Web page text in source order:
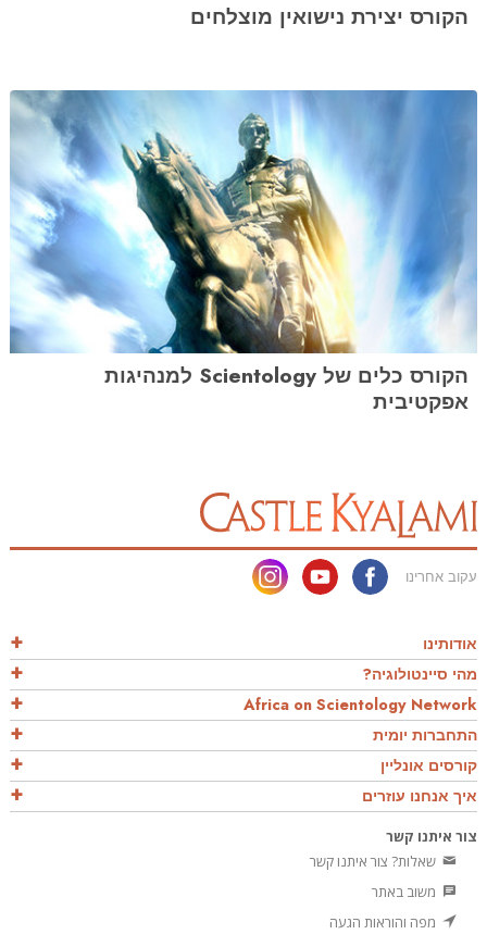
הקורס יצירת נישואין מוצלחים
הקורס כלים של Scientology למנהיגות
אפקטיבית
עקוב אחרינו
אודותינו
מהי סיינטולוגיה?
Africa on Scientology Network
התחברות יומית
קורסים אונליין
איך אנחנו עוזרים
צור איתנו קשר
שאלות? צור איתנו קשר
משוב באתר
מפה והוראות הגעה